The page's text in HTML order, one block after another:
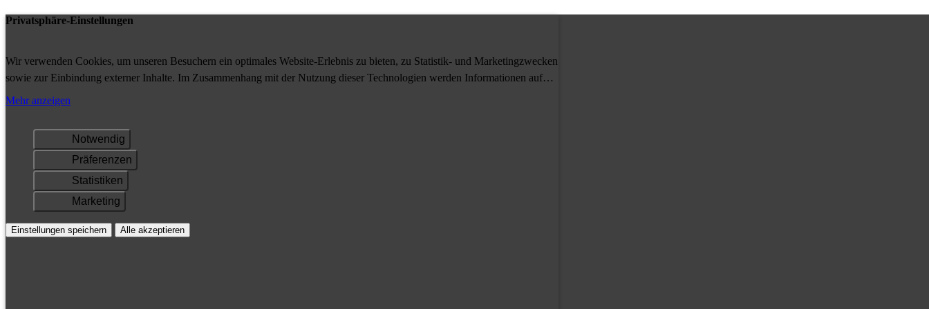
Privatsphäre-Einstellungen
Wir verwenden Cookies, um unseren Besuchern ein optimales Website-Erlebnis zu bieten, zu Statistik- und Marketingzwecken
sowie zur Einbindung externer Inhalte. Im Zusammenhang mit der Nutzung dieser Technologien werden Informationen auf
Ihrem Gerät gespeichert und/oder abgerufen.
Mehr anzeigen
Notwendig
Präferenzen
Statistiken
Marketing
Einstellungen speichern Alle akzeptieren